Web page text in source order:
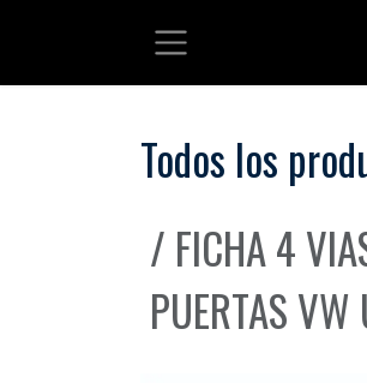
Ir al contenido
Todos los
FICHA 4
PUERTAS VW